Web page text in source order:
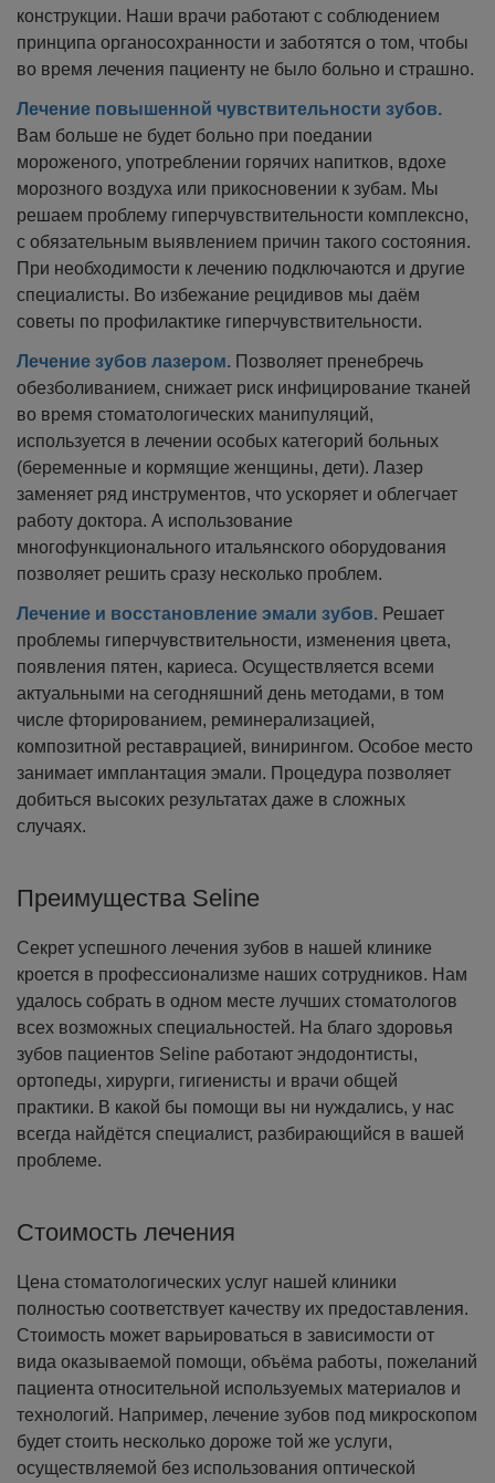
конструкции. Наши врачи работают с соблюдением
принципа органосохранности и заботятся о том, чтобы
во время лечения пациенту не было больно и страшно.
Лечение повышенной чувствительности зубов.
Вам больше не будет больно при поедании
мороженого, употреблении горячих напитков, вдохе
морозного воздуха или прикосновении к зубам. Мы
решаем проблему гиперчувствительности комплексно,
с обязательным выявлением причин такого состояния.
При необходимости к лечению подключаются и другие
специалисты. Во избежание рецидивов мы даём
советы по профилактике гиперчувствительности.
Лечение зубов лазером. Позволяет пренебречь
обезболиванием, снижает риск инфицирование тканей
во время стоматологических манипуляций,
используется в лечении особых категорий больных
(беременные и кормящие женщины, дети). Лазер
заменяет ряд инструментов, что ускоряет и облегчает
работу доктора. А использование
многофункционального итальянского оборудования
позволяет решить сразу несколько проблем.
Лечение и восстановление эмали зубов. Решает
проблемы гиперчувствительности, изменения цвета,
появления пятен, кариеса. Осуществляется всеми
актуальными на сегодняшний день методами, в том
числе фторированием, реминерализацией,
композитной реставрацией, винирингом. Особое место
занимает имплантация эмали. Процедура позволяет
добиться высоких результатах даже в сложных
случаях.
Преимущества Seline
Секрет успешного лечения зубов в нашей клинике
кроется в профессионализме наших сотрудников. Нам
удалось собрать в одном месте лучших стоматологов
всех возможных специальностей. На благо здоровья
зубов пациентов Seline работают эндодонтисты,
ортопеды, хирурги, гигиенисты и врачи общей
практики. В какой бы помощи вы ни нуждались, у нас
всегда найдётся специалист, разбирающийся в вашей
проблеме.
Стоимость лечения
Цена стоматологических услуг нашей клиники
полностью соответствует качеству их предоставления.
Стоимость может варьироваться в зависимости от
вида оказываемой помощи, объёма работы, пожеланий
пациента относительной используемых материалов и
технологий. Например, лечение зубов под микроскопом
будет стоить несколько дороже той же услуги,
осуществляемой без использования оптической